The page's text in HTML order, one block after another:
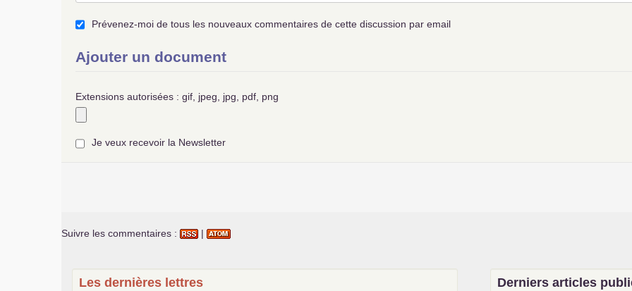
Prévenez-moi de tous les nouveaux commentaires de cette discussion par email
Ajouter un document
Extensions autorisées : gif, jpeg, jpg, pdf, png
Je veux recevoir la Newsletter
Suivre les commentaires : |
Les dernières lettres Derniers articles